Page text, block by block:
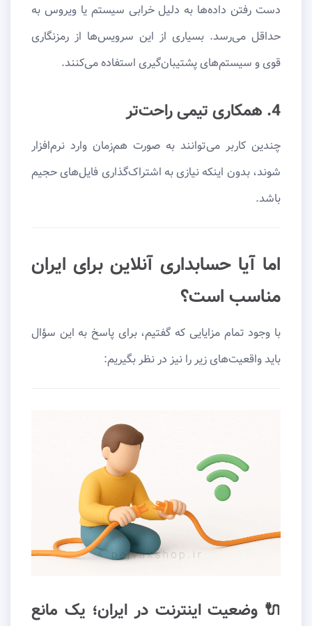
دست رفتن داده‌ها به دلیل خرابی سیستم یا ویروس به
حداقل می‌رسد. بسیاری از این سرویس‌ها از رمزنگاری
قوی و سیستم‌های پشتیبان‌گیری استفاده می‌کنند.
4. همکاری تیمی راحت‌تر
چندین کاربر می‌توانند به صورت هم‌زمان وارد نرم‌افزار
شوند، بدون اینکه نیازی به اشتراک‌گذاری فایل‌های حجیم
باشد.
اما آیا حسابداری آنلاین برای ایران
مناسب است؟
با وجود تمام مزایایی که گفتیم، برای پاسخ به این سؤال
باید واقعیت‌های زیر را نیز در نظر بگیریم:
🔌 وضعیت اینترنت در ایران؛ یک مانع